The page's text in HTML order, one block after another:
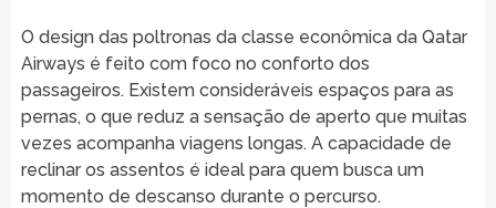
O design das poltronas da classe econômica da Qatar
Airways é feito com foco no conforto dos
passageiros. Existem consideráveis espaços para as
pernas, o que reduz a sensação de aperto que muitas
vezes acompanha viagens longas. A capacidade de
reclinar os assentos é ideal para quem busca um
momento de descanso durante o percurso.